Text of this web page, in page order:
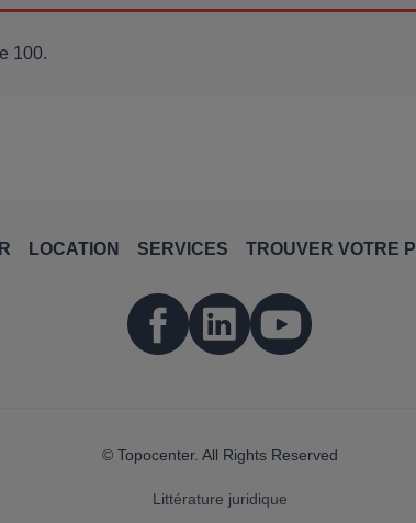
100.
LOCATION SERVICES TROUVER VOTRE
© Topocenter. All Rights Reserved
Littérature juridique